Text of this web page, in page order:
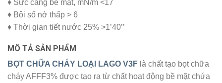
♦ Sức căng bề mặt, mN/m <17
♦ Bội số nở thấp > 6
♦ Thời gian tiết nước 25% >1’40’’
MÔ TẢ SẢN PHẨM
BỌT CHỮA CHÁY LOẠI LAGO V3F là chất tạo bọt chữa
cháy AFFF3% được tạo ra từ chất hoạt động bề mặt chứa